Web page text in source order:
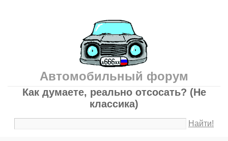
Автомобильный форум
Как думаете, реально отсосать? (Не
классика)
Найти!